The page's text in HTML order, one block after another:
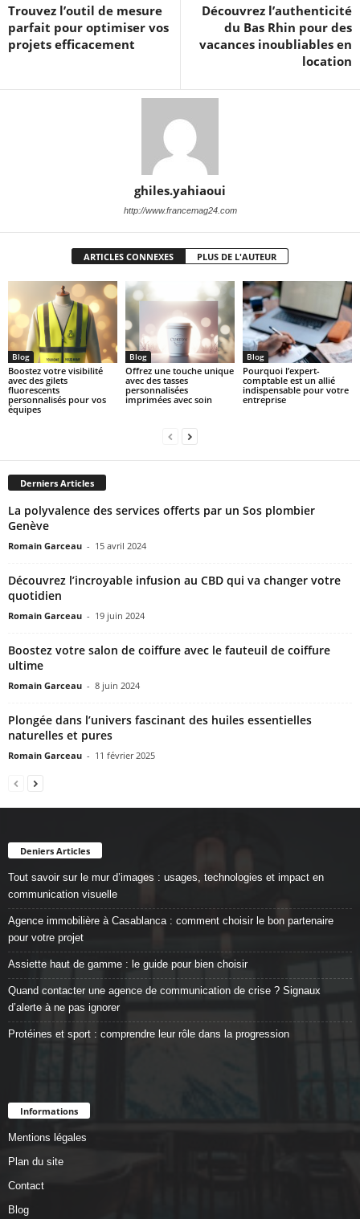
Trouvez l’outil de mesure
parfait pour optimiser vos
projets efficacement
Découvrez l’authenticité
du Bas Rhin pour des
vacances inoubliables en
location
ghiles.yahiaoui
http://www.francemag24.com
ARTICLES CONNEXES PLUS DE L'AUTEUR
Blog
Boostez votre visibilité
avec des gilets
fluorescents
personnalisés pour vos
équipes
Blog
Offrez une touche unique
avec des tasses
personnalisées
imprimées avec soin
Blog
Pourquoi l’expert-
comptable est un allié
indispensable pour votre
entreprise
Derniers Articles
La polyvalence des services offerts par un Sos plombier
Genève
Romain Garceau - 15 avril 2024
Découvrez l’incroyable infusion au CBD qui va changer votre
quotidien
Romain Garceau - 19 juin 2024
Boostez votre salon de coiffure avec le fauteuil de coiffure
ultime
Romain Garceau - 8 juin 2024
Plongée dans l’univers fascinant des huiles essentielles
naturelles et pures
Romain Garceau - 11 février 2025
Deniers Articles
Tout savoir sur le mur d’images : usages, technologies et impact en
communication visuelle
Agence immobilière à Casablanca : comment choisir le bon partenaire
pour votre projet
Assiette haut de gamme : le guide pour bien choisir
Quand contacter une agence de communication de crise ? Signaux
d’alerte à ne pas ignorer
Protéines et sport : comprendre leur rôle dans la progression
Informations
Mentions légales
Plan du site
Contact
Blog